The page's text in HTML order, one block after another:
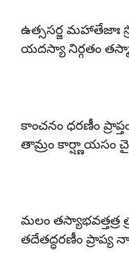
ఉత్ససర్జ మహాతేజాః
యదస్యా నిర్గతం
కాంచనం ధరణీం
తామ్రం కార్ష్ణాయసం
మలం తస్యాభవత్తత్ర
తదేతద్ధరణీం ప్రాప్య